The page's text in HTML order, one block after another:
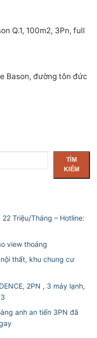
Q.1, 100m2, 3Pn, full
Bason, đường tôn đức
TÌM
KIẾM
Triệu/Tháng – Hotline:
view thoáng
thất, khu chung cư
2PN , 3 máy lạnh,
anh an tiến 3PN đã